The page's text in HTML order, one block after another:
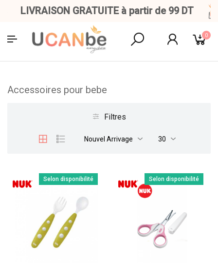
LIVRAISON GRATUITE à partir de 99 DT
0
Accessoires pour bebe
Filtres
Nouvel Arrivage 30
Selon disponibilité Selon disponibilité